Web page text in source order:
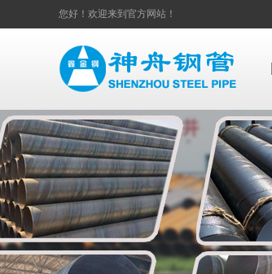
您好！欢迎来到官方网站！